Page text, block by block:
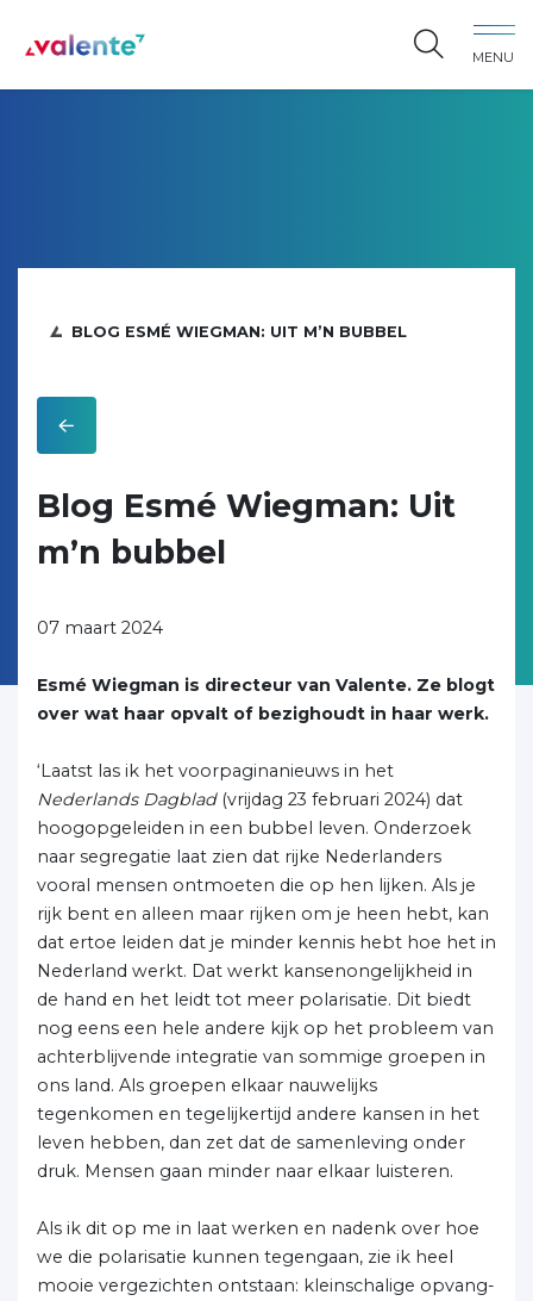
MENU
BLOG ESMÉ WIEGMAN: UIT M’N BUBBEL
Blog Esmé Wiegman: Uit
m’n bubbel
07 maart 2024
Esmé Wiegman is directeur van Valente. Ze blogt
over wat haar opvalt of bezighoudt in haar werk.
‘Laatst las ik het voorpaginanieuws in het
Nederlands Dagblad (vrijdag 23 februari 2024) dat
hoogopgeleiden in een bubbel leven. Onderzoek
naar segregatie laat zien dat rijke Nederlanders
vooral mensen ontmoeten die op hen lijken. Als je
rijk bent en alleen maar rijken om je heen hebt, kan
dat ertoe leiden dat je minder kennis hebt hoe het in
Nederland werkt. Dat werkt kansenongelijkheid in
de hand en het leidt tot meer polarisatie. Dit biedt
nog eens een hele andere kijk op het probleem van
achterblijvende integratie van sommige groepen in
ons land. Als groepen elkaar nauwelijks
tegenkomen en tegelijkertijd andere kansen in het
leven hebben, dan zet dat de samenleving onder
druk. Mensen gaan minder naar elkaar luisteren.
Als ik dit op me in laat werken en nadenk over hoe
we die polarisatie kunnen tegengaan, zie ik heel
mooie vergezichten ontstaan: kleinschalige opvang-